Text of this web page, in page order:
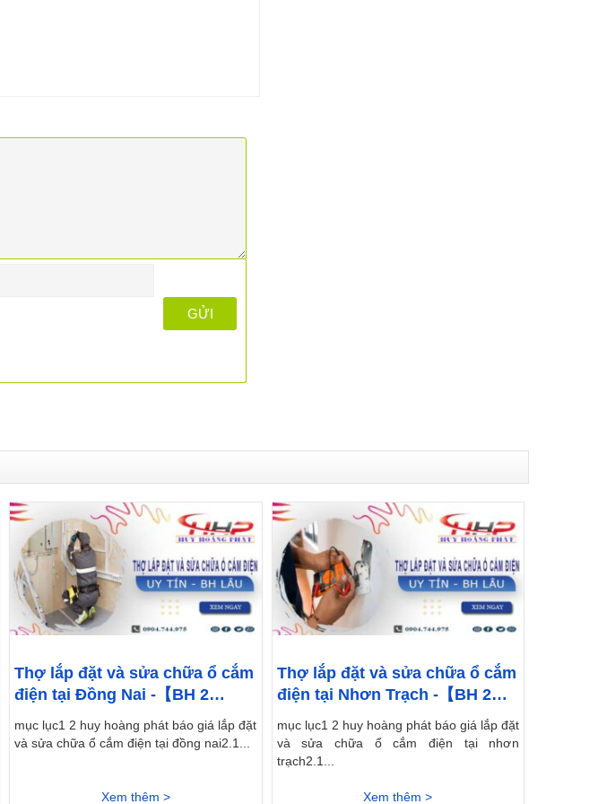
Thợ lắp đặt và sửa chữa ổ cắm
điện tại Đồng Nai -【BH 2
mục lục1 2 huy hoàng phát báo giá lắp đặt
và sửa chữa ổ cắm điện tại đồng nai2.1...
Xem thêm >
Thợ lắp đặt và sửa chữa ổ cắm
điện tại Nhơn Trạch -【BH 2
mục lục1 2 huy hoàng phát báo giá lắp đặt
và sửa chữa ổ cắm điện tại nhơn
trạch2.1...
Xem thêm >